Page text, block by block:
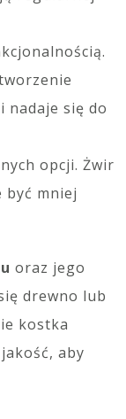
nadaje się do
opcji. Żwir
być mniej
oraz jego
drewno lub
kostka
aby